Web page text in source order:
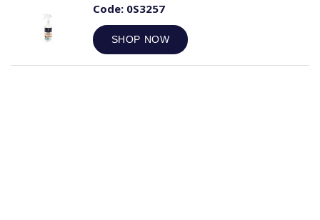
Code:0S3257
SHOP NOW